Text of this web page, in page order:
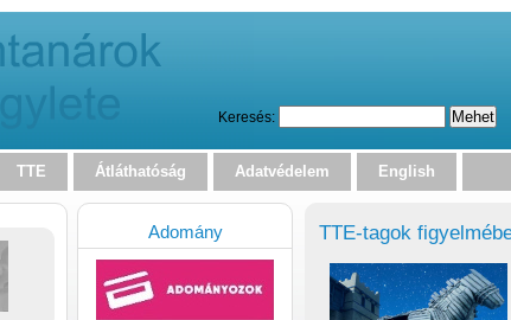
Keresés:
TTE Átláthatóság Adatvédelem English
TTE-tagok
Adomány